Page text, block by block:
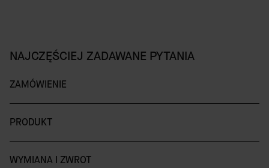
NAJCZĘŚCIEJ ZADAWANE PYTANIA
ZAMÓWIENIE
PRODUKT
WYMIANA I ZWROT